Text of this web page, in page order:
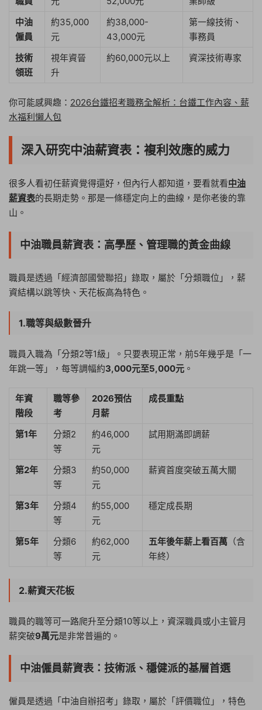
中油
僱員
約35,000
元
約38,000-
43,000元
第一線技術、
事務員
技術
領班
視年資晉
升
約60,000元以上 資深技術專家
你可能感興趣： 2026台鐵招考職務全解析：台鐵工作內容、薪
水福利懶人包
深入研究中油薪資表：複利效應的威力
很多人看初任薪資覺得還好，但內行人都知道，要看就看中油
薪資表的長期走勢。那是一條穩定向上的曲線，是你老後的靠
山。
中油職員薪資表：高學歷、管理職的黃金曲線
職員是透過「經濟部國營聯招」錄取，屬於「分類職位」，薪
資結構以跳等快、天花板高為特色。
1.職等與級數晉升
職員入職為「分類2等1級」。只要表現正常，前5年幾乎是「一
年跳一等」，每等調幅約3,000元至5,000元 。
年資
階段
職等參
考
2026預估
月薪
成長重點
第1年
分類2
等
約46,000
元
試用期滿即調薪
第2年
分類3
等
約50,000
元
薪資首度突破五萬大關
第3年
分類4
等
約55,000
元
穩定成長期
第5年
分類6
等
約62,000
元
五年後年薪上看百萬 （含
年終）
2.薪資天花板
職員的職等可一路爬升至分類10等以上，資深職員或小主管月
薪突破9萬元是非常普遍的。
中油僱員薪資表：技術派、穩健派的基層首選
僱員是透過「中油自辦招考」錄取，屬於「評價職位」，特色